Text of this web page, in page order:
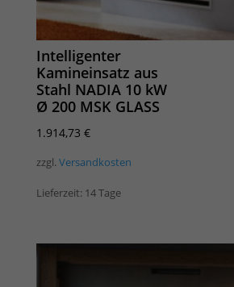
Intelligenter
Kamineinsatz aus
Stahl NADIA 10 kW
Ø 200 MSK GLASS
1.914,73 €
zzgl. Versandkosten
Lieferzeit: 14 Tage